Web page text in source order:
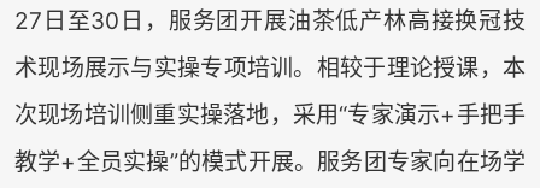
27日至30日，服务团开展油茶低产林高接换冠技
术现场展示与实操专项培训。相较于理论授课，本
次现场培训侧重实操落地，采用“专家演示+手把手
教学+全员实操”的模式开展。服务团专家向在场学